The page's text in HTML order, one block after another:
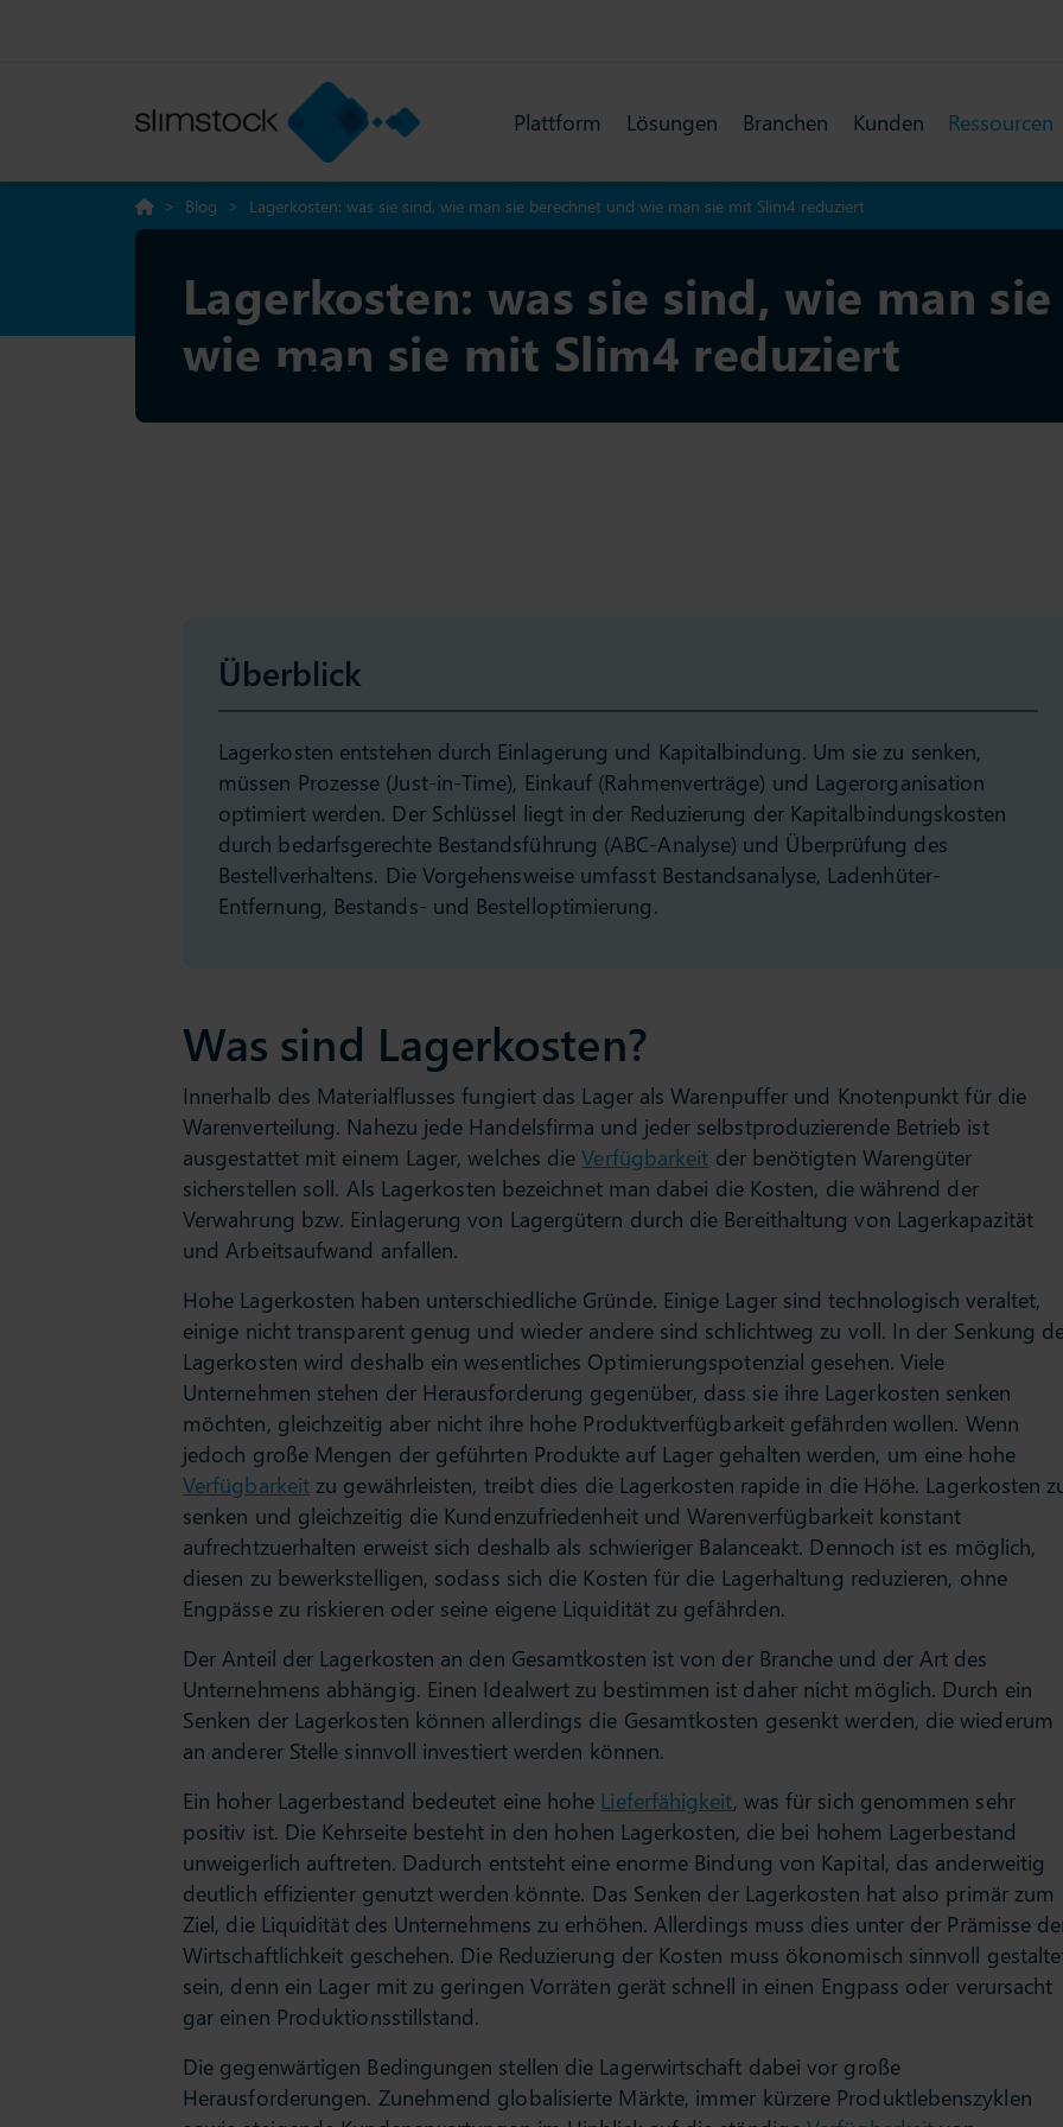
Plattform Lösungen Branchen Kunden Ressourcen
> Blog > Lagerkosten: was sie sind, wie man sie berechnet und wie man sie mit Slim4 reduziert
Lagerkosten: was sie sind, wie man
wie man sie mit Slim4 reduziert
Teilen:
Überblick
Lagerkosten entstehen durch Einlagerung und Kapitalbindung. Um sie zu senken,
müssen Prozesse (Just-in-Time), Einkauf (Rahmenverträge) und Lagerorganisation
optimiert werden. Der Schlüssel liegt in der Reduzierung der Kapitalbindungskosten
durch bedarfsgerechte Bestandsführung (ABC-Analyse) und Überprüfung des
Bestellverhaltens. Die Vorgehensweise umfasst Bestandsanalyse, Ladenhüter-
Entfernung, Bestands- und Bestelloptimierung.
Was sind Lagerkosten?
Innerhalb des Materialflusses fungiert das Lager als Warenpuffer und Knotenpunkt für die
Warenverteilung. Nahezu jede Handelsfirma und jeder selbstproduzierende Betrieb ist
ausgestattet mit einem Lager, welches dieVerfügbarkeit der benötigten Warengüter
sicherstellen soll. Als Lagerkosten bezeichnet man dabei die Kosten, die während der
Verwahrung bzw. Einlagerung von Lagergütern durch die Bereithaltung von Lagerkapazität
und Arbeitsaufwand anfallen.
Hohe Lagerkosten haben unterschiedliche Gründe. Einige Lager sind technologisch veraltet,
einige nicht transparent genug und wieder andere sind schlichtweg zu voll. In der Senkung
Lagerkosten wird deshalb ein wesentliches Optimierungspotenzial gesehen. Viele
Unternehmen stehen der Herausforderung gegenüber, dass sie ihre Lagerkosten senken
möchten, gleichzeitig aber nicht ihre hohe Produktverfügbarkeit gefährden wollen. Wenn
jedoch große Mengen der geführten Produkte auf Lager gehalten werden, um eine hohe
Verfügbarkeit zu gewährleisten, treibt dies die Lagerkosten rapide in die Höhe. Lagerkosten
senken und gleichzeitig die Kundenzufriedenheit und Warenverfügbarkeit konstant
aufrechtzuerhalten erweist sich deshalb als schwieriger Balanceakt. Dennoch ist es möglich,
diesen zu bewerkstelligen, sodass sich die Kosten für die Lagerhaltung reduzieren, ohne
Engpässe zu riskieren oder seine eigene Liquidität zu gefährden.
Der Anteil der Lagerkosten an den Gesamtkosten ist von der Branche und der Art des
Unternehmens abhängig. Einen Idealwert zu bestimmen ist daher nicht möglich. Durch ein
Senken der Lagerkosten können allerdings die Gesamtkosten gesenkt werden, die wiederum
an anderer Stelle sinnvoll investiert werden können.
Ein hoher Lagerbestand bedeutet eine hohe Lieferfähigkeit, was für sich genommen sehr
positiv ist. Die Kehrseite besteht in den hohen Lagerkosten, die bei hohem Lagerbestand
unweigerlich auftreten. Dadurch entsteht eine enorme Bindung von Kapital, das anderweitig
deutlich effizienter genutzt werden könnte. Das Senken der Lagerkosten hat also primär zum
Ziel, die Liquidität des Unternehmens zu erhöhen. Allerdings muss dies unter der Prämisse
Wirtschaftlichkeit geschehen. Die Reduzierung der Kosten muss ökonomisch sinnvoll
sein, denn ein Lager mit zu geringen Vorräten gerät schnell in einen Engpass oder verursacht
gar einen Produktionsstillstand.
Die gegenwärtigen Bedingungen stellen die Lagerwirtschaft dabei vor große
Herausforderungen. Zunehmend globalisierte Märkte, immer kürzere Produktlebenszyklen